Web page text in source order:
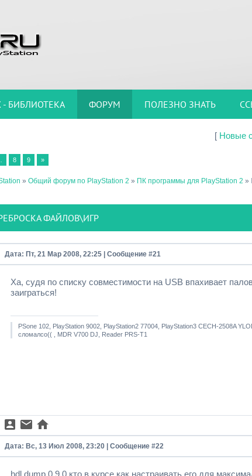
- БИБЛИОТЕКА ФОРУМ ПОЛЕЗНО ЗНАТЬ
[ Новые
8 9 »
» Общий форум по PlayStation 2 » ПК программы для PlayStation 2 »
ФАЙЛОВ\ИГР
Дата: Пт, 21 Мар 2008, 22:25 | Сообщение #21
Ха, судя по списку совместимости на USB впахивает
заиграться!
PSone 102, PlayStation 9002, PlayStation2 77004, PlayStation3 CECH-2508A
сломалсо(( , MDR V700 DJ, Reader PRS-T1
Дата: Вс, 13 Июл 2008, 23:20 | Сообщение #22
hdl dump 0.9.0 кто в курсе как настраивать его для